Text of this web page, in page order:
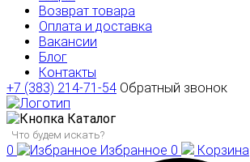
Возврат товара
Оплата и доставка
Вакансии
Блог
Контакты
+7 (383) 214-71-54 Обратный звонок
Каталог
0 Избранное 0 Корзина